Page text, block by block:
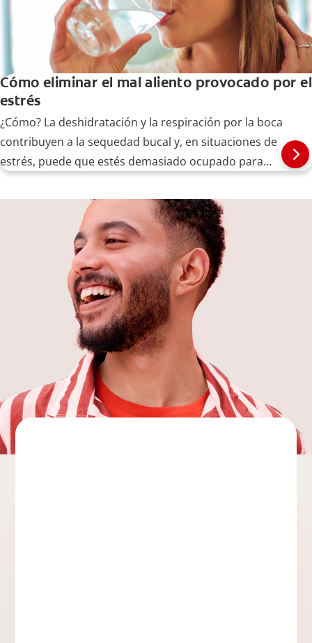
Cómo eliminar el mal aliento provocado por el
estrés
¿Cómo? La deshidratación y la respiración por la boca
contribuyen a la sequedad bucal y, en situaciones de
estrés, puede que estés demasiado ocupado para